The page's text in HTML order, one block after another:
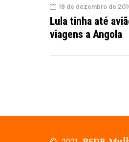
19 de dezembro de
Lula tinha até
viagens a Angola